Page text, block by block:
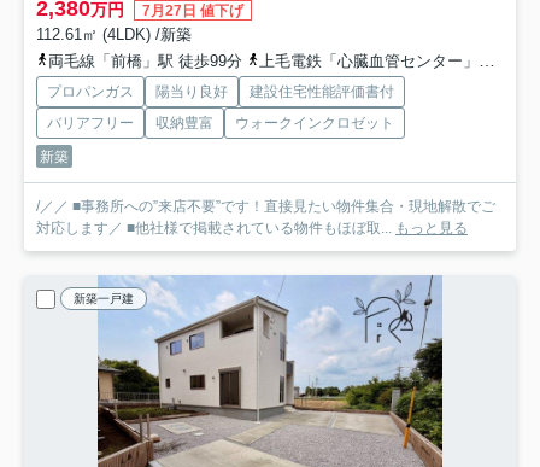
2,380万円 7月27日 値下げ
112.61㎡ (4LDK) /新築
両毛線「前橋」駅 徒歩99分
上毛電鉄「心臓血管センター」駅 徒歩74分
プロパンガス 陽当り良好
建設住宅性能評価書付
バリアフリー
収納豊富
ウォークインクロゼット
新築
/／／ ■事務所への”来店不要”です！直接見たい物件集合・現地解散でご
対応します／ ■他社様で掲載されている物件もほぼ取... もっと見る
新築一戸建